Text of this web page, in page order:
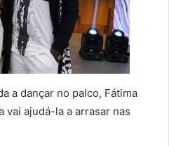
a dançar no palco, Fátima
vai ajudá-la a arrasar nas